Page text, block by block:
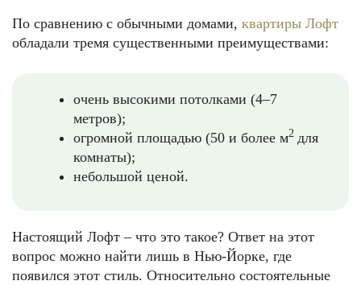
По сравнению с обычными домами, квартиры Лофт
обладали тремя существенными преимуществами:
очень высокими потолками (4–7
метров);
огромной площадью (50 и более м2 для
комнаты);
небольшой ценой.
Настоящий Лофт – что это такое? Ответ на этот
вопрос можно найти лишь в Нью-Йорке, где
появился этот стиль. Относительно состоятельные